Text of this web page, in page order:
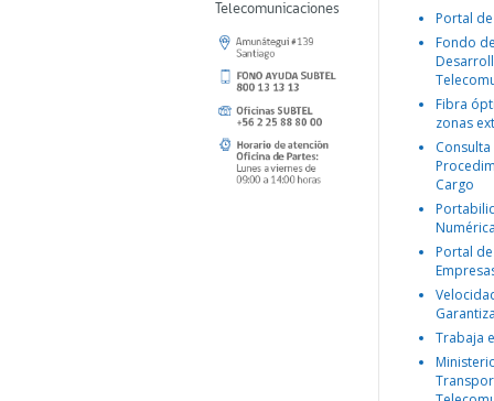
Telecomunicaciones
Portal
Fondo
Fibra
zonas
Consulta
Cargo
Portal
Trabaja